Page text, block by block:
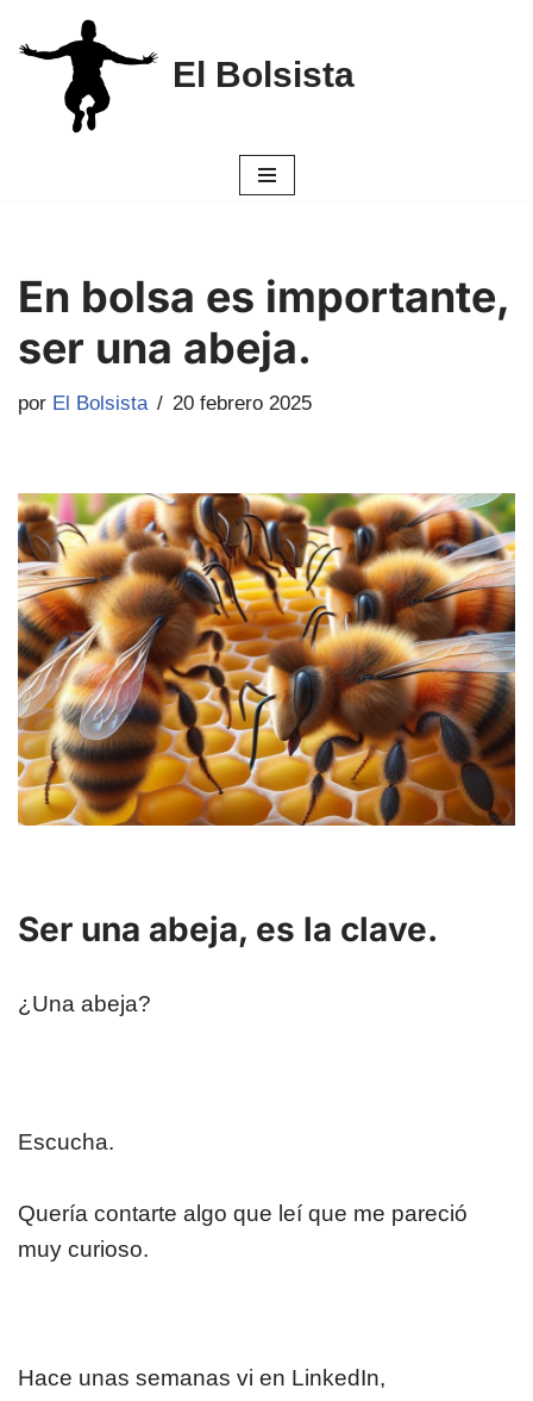
Saltar
contenido
El Bolsista
En bolsa es importante,
ser una abeja.
por El Bolsista 20 febrero 2025
Ser una abeja, es la clave.
¿Una abeja?
Escucha.
Quería contarte algo que leí que me pareció
muy curioso.
Hace unas semanas vi en LinkedIn,